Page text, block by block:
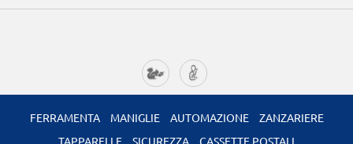
FERRAMENTA MANIGLIE AUTOMAZIONE
ZANZARIERE